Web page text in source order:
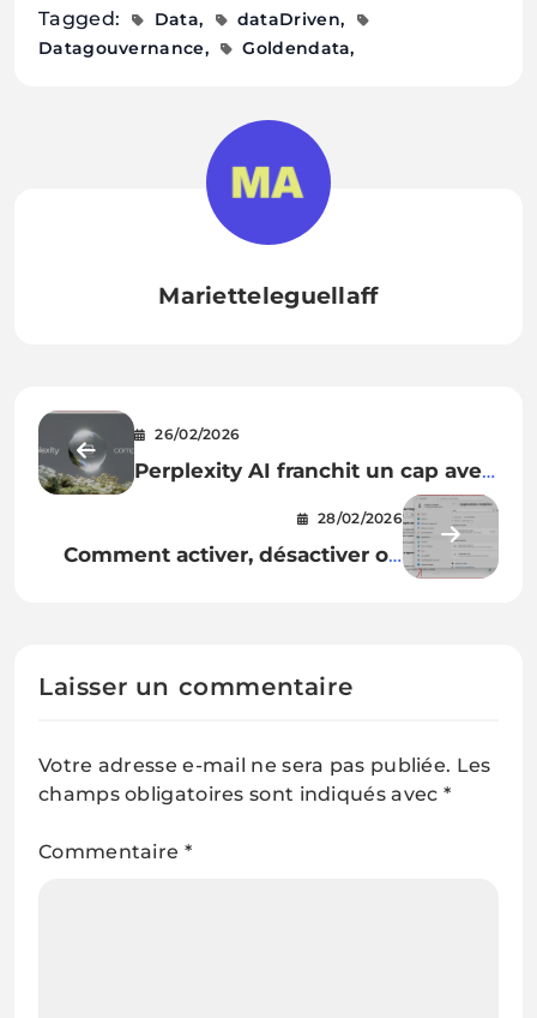
Tagged: Data
dataDriven
Datagouvernance
Goldendata
Marietteleguellaff
26/02/2026
Perplexity AI franchit un cap avec
Computer : qu l’IA agentique fait
28/02/2026
Comment activer, désactiver ou
Laisser un commentaire
Votre adresse e-mail ne sera pas publiée. Les
champs obligatoires sont indiqués avec *
Commentaire *